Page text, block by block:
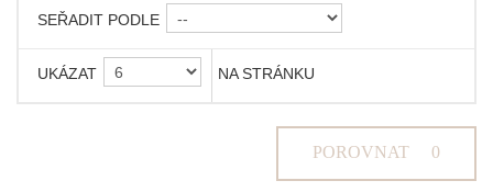
SEŘADIT PODLE
UKÁZAT NA STRÁNKU
POROVNAT 0